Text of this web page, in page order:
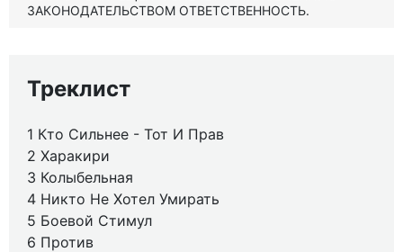
ЗАКОНОДАТЕЛЬСТВОМ ОТВЕТСТВЕННОСТЬ.
Треклист
1 Кто Сильнее - Тот И Прав
2 Харакири
3 Колыбельная
4 Никто Не Хотел Умирать
5 Боевой Стимул
6 Против